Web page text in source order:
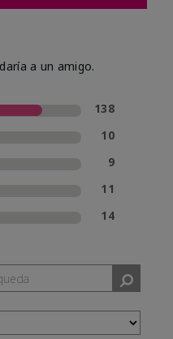
a un amigo.
138
10
9
11
14